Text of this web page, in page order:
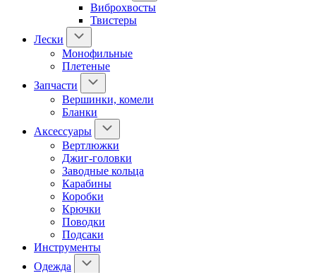
Виброхвосты
Твистеры
Лески
Монофильные
Плетеные
Запчасти
Вершинки, комели
Бланки
Аксессуары
Вертлюжки
Джиг-головки
Заводные кольца
Карабины
Коробки
Крючки
Поводки
Подсаки
Инструменты
Одежда